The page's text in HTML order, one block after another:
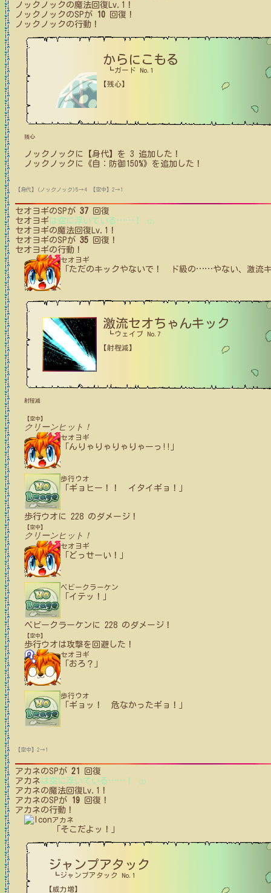
ノックノック の魔法回復Lv.1！
ノックノック のSPが 10 回復！
ノックノック の行動！
からにこもる
┗ガード No.1
【残心】
残心
ノックノック に【身代】を 3 追加した！
ノックノック に 《自：防御150%》 を追加した！
【身代】(ノックノック)5→4 【空中】2→1
セオヨギのSPが 37 回復
セオヨギ は空に浮いている …… ！ (2)
セオヨギの魔法回復Lv.1！
セオヨギのSPが 35 回復！
セオヨギの行動！
セオヨギ
「ただのキックやないで！ ド級の……やない、激流
激流セオちゃんキック
┗ウェイブ No.7
【射程減】
射程減
【空中】
クリーンヒット！
セオヨギ
「んりゃりゃりゃりゃーっ!!」
歩行ウオ
「ギョヒー！！ イタイギョ！」
歩行ウオ に 228 のダメージ！
【空中】
クリーンヒット！
セオヨギ
「どっせーい！」
ベビークラーケン
「イテッ！」
ベビークラーケン に 228 のダメージ！
【空中】
歩行ウオは攻撃を回避した！
セオヨギ
「おろ？」
歩行ウオ
「ギョッ！ 危なかったギョ！」
【空中】2→1
アカネのSPが 21
回復
アカネ は空に浮いている …… ！ (3)
アカネの魔法回復Lv.1！
アカネのSPが 19 回復！
アカネの行動！
アカネ
「そこだよッ！」
ジャンプアタック
┗ジャンプアタック No.1
【威力増】